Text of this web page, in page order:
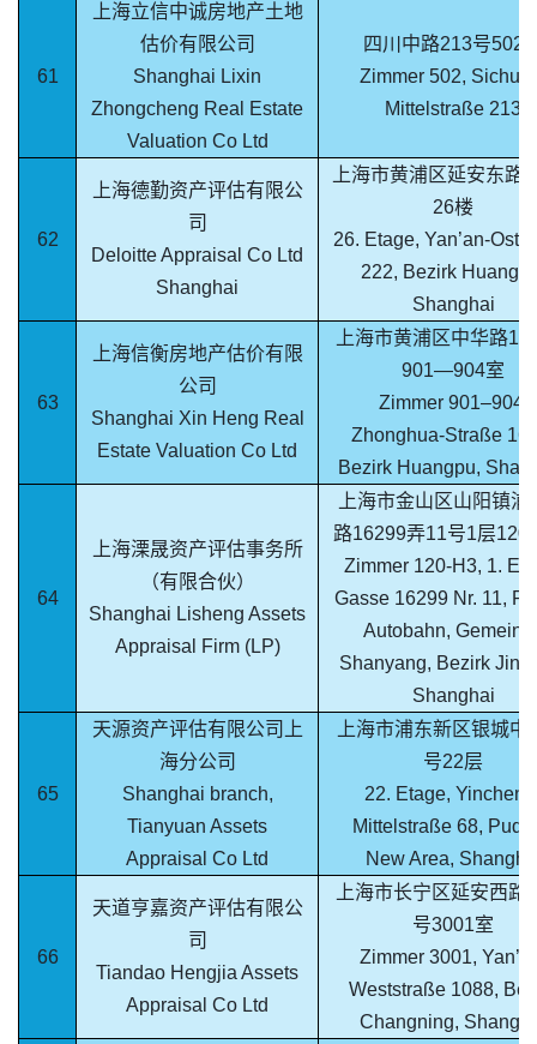
61
上海立信中诚房地产土地
估价有限公司
Shanghai Lixin
Zhongcheng Real Estate
Valuation Co Ltd
四川中路213号502
Zimmer 502,
Mittelstraße 213
62
上海德勤资产评估有限公
司
Deloitte Appraisal Co Ltd
Shanghai
上海市黄浦区延安东路
26楼
26. Etage, Yan’an-
222, Bezirk
Shanghai
63
上海信衡房地产估价有限
公司
Shanghai Xin Heng Real
Estate Valuation Co Ltd
上海市黄浦区中华路
901—904室
Zimmer 901–904,
Zhonghua-Straße
Bezirk Huangpu,
64
上海溧晟资产评估事务所
（有限合伙）
Shanghai Lisheng Assets
Appraisal Firm (LP)
上海市金山区山阳镇浦
路16299弄11号1层120
Zimmer 120-H3, 1.
Gasse 16299 Nr. 11,
Autobahn,
Shanyang, Bezirk
Shanghai
65
天源资产评估有限公司上
海分公司
Shanghai branch,
Tianyuan Assets
Appraisal Co Ltd
上海市浦东新区银城中
号22层
22. Etage,
Mittelstraße 68,
New Area,
66
天道亨嘉资产评估有限公
司
Tiandao Hengjia Assets
Appraisal Co Ltd
上海市长宁区延安西路
号3001室
Zimmer 3001,
Weststraße 1088,
Changning,